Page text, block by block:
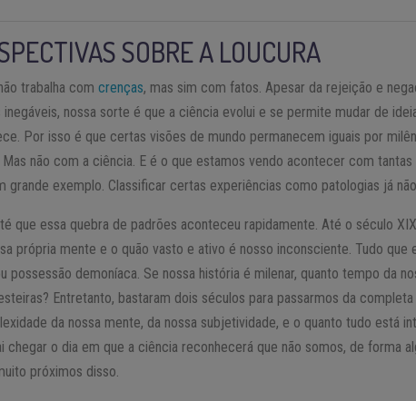
SOBRE A LOUCURA
trabalha comcrenças, mas sim com fatos. Apesar da rejeição e
nossa sorte é que a ciência evolui e se permite mudar de
Por isso é que certas visões de mundo permanecem iguais por
não com a ciência. E é o que estamos vendo acontecer com tantas
grande exemplo. Classificar certas experiências como patologias já
que essa quebra de padrões aconteceu rapidamente. Até o século
própria mente e o quão vasto e ativo é nosso inconsciente. Tudo que
possessão demoníaca. Se nossa história é milenar, quanto tempo da
Entretanto, bastaram dois séculos para passarmos da
da nossa mente, da nossa subjetividade, e o quanto tudo está
chegar o dia em que a ciência reconhecerá que não somos, de forma
próximos disso.